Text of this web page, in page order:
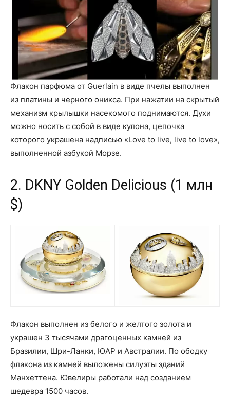
Флакон парфюма от Guerlain в виде пчелы выполнен
из платины и черного оникса. При нажатии на скрытый
механизм крылышки насекомого поднимаются. Духи
можно носить с собой в виде кулона, цепочка
которого украшена надписью «Love to live, live to love»,
выполненной азбукой Морзе.
2. DKNY Golden Delicious (1 млн
$)
Флакон выполнен из белого и желтого золота и
украшен 3 тысячами драгоценных камней из
Бразилии, Шри-Ланки, ЮАР и Австралии. По ободку
флакона из камней выложены силуэты зданий
Манхеттена. Ювелиры работали над созданием
шедевра 1500 часов.